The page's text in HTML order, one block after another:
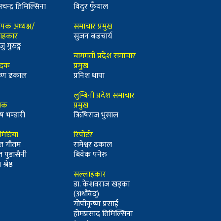
तिमिल्सिना
अध्यक्ष/
गुरुङ्ग
ढकाल
भण्डारी
गौतम
पुडासैनी
विदुर फुँयाल
समाचार प्रमुख
सुजन बज्रचार्य
बागमती प्रदेश समाचार
प्रमुख
प्रनिश थापा
लुम्बिनी प्रदेश समाचार
प्रमुख
ऋिषिराज भुसाल
रिपोर्टर
रामेश्वर ढकाल
बिवेक पनेरु
सल्लाहकार
डा. केशवराज खड्का
(अर्थविद्)
गोपीकृष्ण प्रसाई
होमप्रसाद तिमिल्सिना